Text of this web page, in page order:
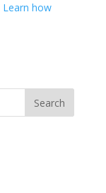
Learn how